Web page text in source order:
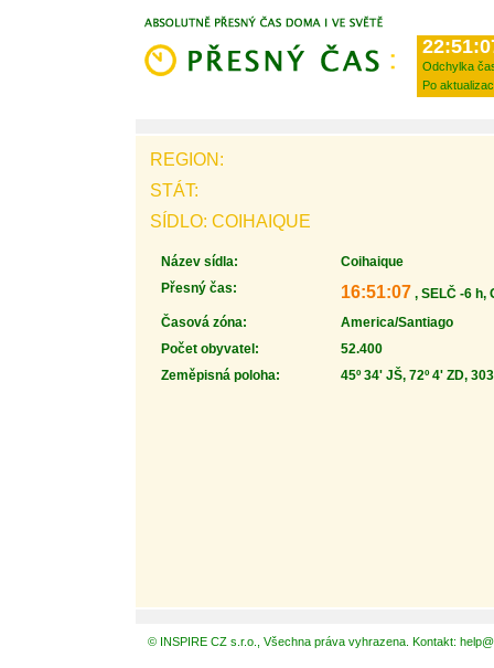
Odchylka
Po
REGION:
STÁT:
SÍDLO: COIHAIQUE
Název sídla:
Coihaique
Přesný čas:
16:51:07 , SELČ -6 h,
Časová zóna:
America/Santiago
Počet obyvatel:
52.400
Zeměpisná poloha:
45º 34' JŠ, 72º 4' ZD,
© INSPIRE CZ s.r.o., Všechna práva vyhrazena. Kontakt: